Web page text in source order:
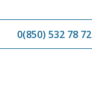
0(850) 532 78 72